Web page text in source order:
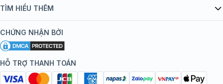
bán hàng
Chính sách nội dung
Chính sách bảo mật
Chính sách bảo mật dữ liệu cá nhân
Danh mục vắc xin
Đội ngũ bác sĩ, chuyên gia
Hệ thống trung tâm tiêm chủng
TÌM HIỂU THÊM
Khuyến mãi
Tôi nên tiêm gì?
Tiêm chủng đi nước ngoài
CHỨNG NHẬN BỞI
HỖ TRỢ THANH TOÁN